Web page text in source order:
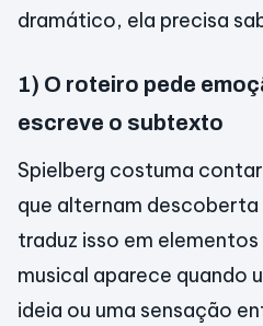
dramático, ela precisa
1) O roteiro pede
escreve o subtexto
Spielberg costuma
que alternam descoberta
traduz isso em
musical aparece quando
ideia ou uma sensação